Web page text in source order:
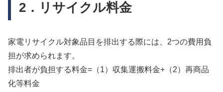
2．リサイクル料金
家電リサイクル対象品目を排出する際には、2つの費用負
担が求められます。
排出者が負担する料金=（1）収集運搬料金+（2）再商品
化等料金